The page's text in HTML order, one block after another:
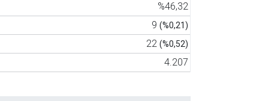
%46,32
9 (%0,21)
22 (%0,52)
4.207